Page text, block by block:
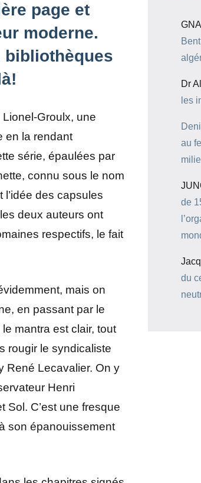
page et
moderne.
bibliothèques
Groulx, une
en la rendant
série, épaulées par
connu sous le nom
des capsules
deux auteurs ont
respectifs, le fait
mais on
en passant par le
mantra est clair, tout
rougir le syndicaliste
René Lecavalier. On y
Henri
Sol. C’est une fresque
son épanouissement
Dr
les
au
de
du